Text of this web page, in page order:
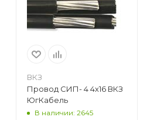
ВКЗ
Провод СИП- 4 4х16 ВКЗ
ЮгКабель
В наличии: 2645